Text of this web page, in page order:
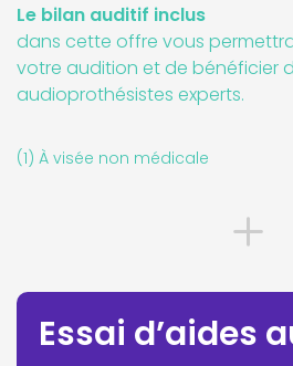
Le bilan auditif inclus
dans cette offre vous
votre audition et de bénéficier
audioprothésistes experts.
(1) À visée non médicale
Essai d’aides